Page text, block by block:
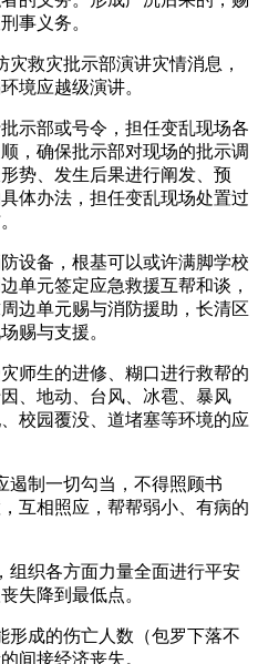
事义务。
救灾批示部演讲灾情消息，
境应越级演讲。
部或号令，担任变乱现场各
，确保批示部对现场的批示调
势、发生后果进行阐发、预
体办法，担任变乱现场处置过
备，根基可以或许满脚学校
单元签定应急救援互帮和谈，
边单元赐与消防援助，长清区
赐与支援。
生的进修、糊口进行救帮的
、地动、台风、冰雹、暴风
校园覆没、道堵塞等环境的应
制一切勾当，不得照顾书
互相照应，帮帮弱小、有病的
织各方面力量全面进行平安
失降到最低点。
成的伤亡人数（包罗下落不
间接经济丧失。